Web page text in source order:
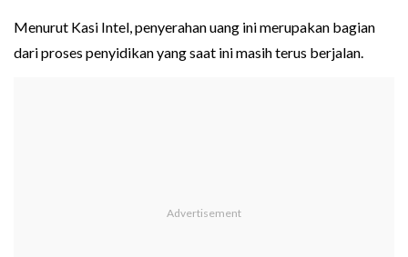
Menurut Kasi Intel, penyerahan uang ini merupakan bagian
dari proses penyidikan yang saat ini masih terus berjalan.